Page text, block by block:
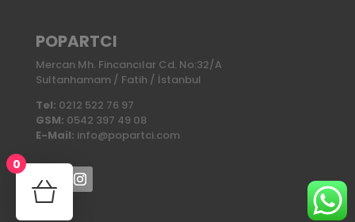
POPARTCI
Mercan Mh. Fincancılar Cd. No:32/A
Sultanhamam / Fatih / İstanbul
Tel: 0212 522 76 97
GSM: 0542 397 49 08
E-Mail: info@popartci.com
0